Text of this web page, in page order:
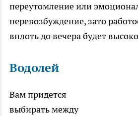
переутомление или
перевозбуждение, зато
вплоть до вечера будет
Водолей
Вам придется
выбирать между